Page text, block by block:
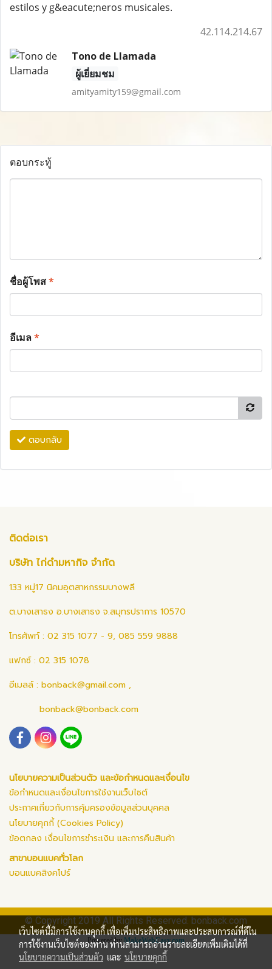
estilos y g&eacute;neros musicales.
42.114.214.67
Tono de Llamada
ผู้เยี่ยมชม
amityamity159@gmail.com
ตอบกระทู้
ชื่อผู้โพส*
อีเมล*
ตอบกลับ
ติดต่อเรา
บริษัท ไก่ดำมหากิจ จำกัด
133 หมู่17 นิคมอุตสาหกรรมบางพลี
ต.บางเสาธง อ.บางเสาธง จ.สมุทรปราการ 10570
โทรศัพท์ : 02 315 1077 - 9, 085 559 9888
แฟกซ์ : 02 315 1078
อีเมลล์ : bonback@gmail.com ,
bonback@bonback.com
นโยบายความเป็นส่วนตัว และข้อกำหนดและเงื่อนไข
ข้อกำหนดและเงื่อนไขการใช้งานเว็บไซต์
ประกาศเกี่ยวกับการคุ้มครองข้อมูลส่วนบุคคล
นโยบายคุกกี้ (Cookies Policy)
ข้อตกลง เงื่อนไขการชำระเงิน และการคืนสินค้า
สาขาบอนแบคทั่วโลก
บอนแบคสิงคโปร์
© Copyright 2019 All Rights Reserved. bonback.com
Powered by MakeWebEasy.com
เว็บไซต์นี้มีการใช้งานคุกกี้ เพื่อเพิ่มประสิทธิภาพและประสบการณ์ที่ดีใน
การใช้งานเว็บไซต์ของท่าน ท่านสามารถอ่านรายละเอียดเพิ่มเติมได้ที่
นโยบายความเป็นส่วนตัว และ นโยบายคุกกี้